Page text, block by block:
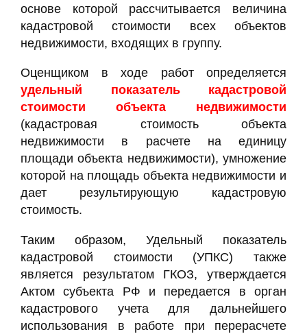
основе которой рассчитывается величина
кадастровой стоимости всех объектов
недвижимости, входящих в группу.
Оценщиком в ходе работ определяется
удельный показатель кадастровой
стоимости объекта недвижимости
(кадастровая стоимость объекта
недвижимости в расчете на единицу
площади объекта недвижимости), умножение
которой на площадь объекта недвижимости и
дает результирующую кадастровую
стоимость.
Таким образом, Удельный показатель
кадастровой стоимости (УПКС) также
является результатом ГКОЗ, утверждается
Актом субъекта РФ и передается в орган
кадастрового учета для дальнейшего
использования в работе при перерасчете